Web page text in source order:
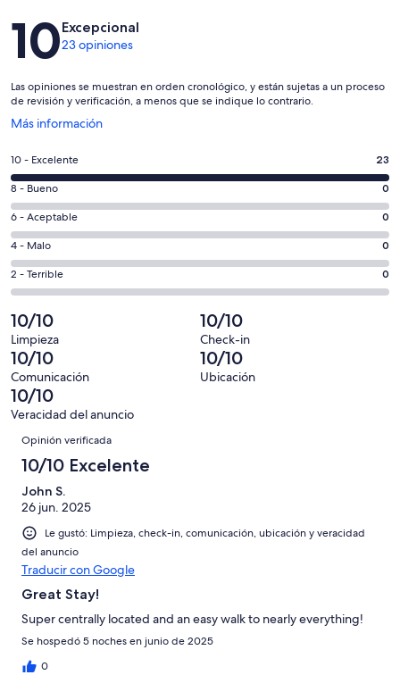
Opiniones
10Excepcional
23 opiniones
Las opiniones se muestran en orden cronológico, y están sujetas a un proceso
de revisión y verificación, a menos que se indique lo contrario.
Más información
Se
en
una
nueva
ventana
Puntuación
de
10,
es
decir,
Excelente.
Basada
en
23
de
23
opiniones
10 - Excelente 23
Puntuación
de
8,
es
decir,
Bueno.
en
0
de
23
opiniones
8 - Bueno 0
Puntuación
de
6,
es
decir,
Aceptable.
Basada
en
0
de
23
opiniones
6 - Aceptable 0
Puntuación
de
4,
decir,
Malo.
Basada
en
0
de
23
opiniones
4 - Malo 0
Puntuación
de
2,
es
decir,
Terrible.
Basada
en
de
23
opiniones
2 - Terrible 0
10/10
Limpieza
10/10
Check-in
10/10
Comunicación
10/10
Ubicación
10/10
Veracidad del anuncio
Opiniones
Opinión verificada
10/10 Excelente
John S.
26 jun. 2025
Le gustó: Limpieza, check-in, comunicación, ubicación y veracidad
del anuncio
Traducir con Google
Great Stay!
Super centrally located and an easy walk to nearly everything!
Se hospedó 5 noches en junio de 2025
0